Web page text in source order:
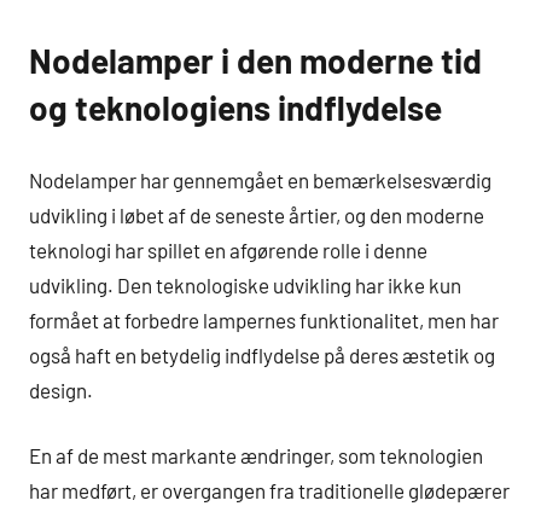
Nodelamper i den moderne tid
og teknologiens indflydelse
Nodelamper har gennemgået en bemærkelsesværdig
udvikling i løbet af de seneste årtier, og den moderne
teknologi har spillet en afgørende rolle i denne
udvikling. Den teknologiske udvikling har ikke kun
formået at forbedre lampernes funktionalitet, men har
også haft en betydelig indflydelse på deres æstetik og
design.
En af de mest markante ændringer, som teknologien
har medført, er overgangen fra traditionelle glødepærer